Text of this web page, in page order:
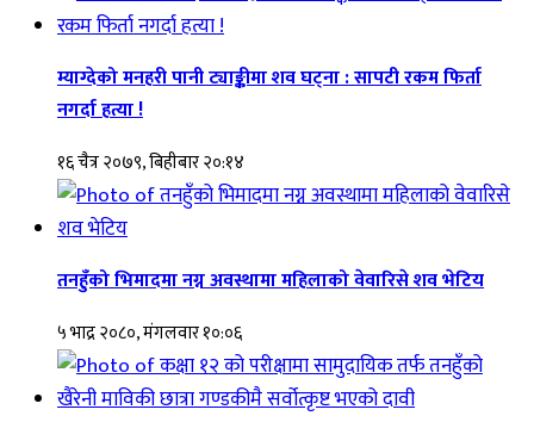
म्याग्देको मनहरी पानी ट्याङ्कीमा शव घट्ना : सापटी रकम फिर्ता
नगर्दा हत्या !
१६ चैत्र २०७९, बिहीबार २०:१४
तनहुँको भिमादमा नग्न अवस्थामा महिलाको वेवारिसे शव भेटिय
५ भाद्र २०८०, मंगलवार १०:०६